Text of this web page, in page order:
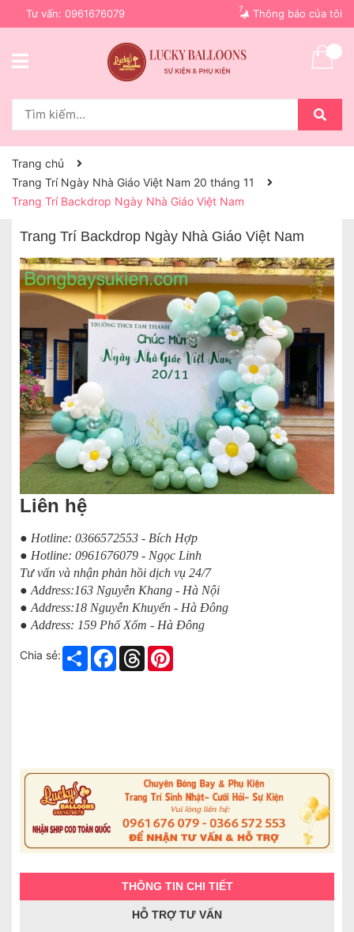
Tư vấn: 0961676079 Thông báo của tôi
7
Trang chủ
Trang Trí Ngày Nhà Giáo Việt Nam 20 tháng 11
Trang Trí Backdrop Ngày Nhà Giáo Việt Nam
Trang Trí Backdrop Ngày Nhà Giáo Việt Nam
Liên hệ
● Hotline: 0366572553 - Bích Hợp
● Hotline: 0961676079 - Ngọc Linh
Tư vấn và nhận phản hồi dịch vụ 24/7
● Address:163 Nguyễn Khang - Hà Nội
● Address:18 Nguyễn Khuyến - Hà Đông
● Address: 159 Phố Xốm - Hà Đông
Chia sẻ: Share Facebook
Threads
THÔNG TIN CHI TIẾT
HỖ TRỢ TƯ VẤN